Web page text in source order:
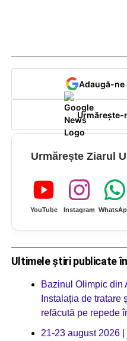
Adaugă-ne
Urmărește-
Urmărește Ziarul
YouTube Instagram
Ultimele știri publicate
Bazinul Olimpic din
Instalația de tratare
refăcută pe repede
21-23 august 2026